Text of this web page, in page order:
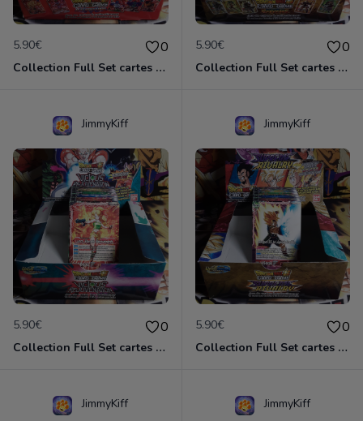
5.90€ 0
Collection Full Set cartes C/UC 90/90 BT6 Destroyer Kings / Dragon Ball Super Card Game
5.90€ 0
Collection Full Set cartes C/UC 90/90 BT7 Assaut of the Saiyans / Dragon Ball Super Card Game
JimmyKiff
5.90€ 0
Collection Full Set cartes C/UC 98/98 BT12 Vicious Rejuvenation / Dragon Ball Super Card Game
JimmyKiff
5.90€ 0
Collection Full Set cartes C/UC 98/98 BT13 Supreme Rivalry / Dragon Ball Super Card Game
JimmyKiff JimmyKiff